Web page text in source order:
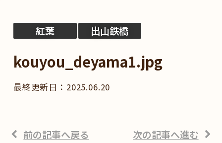
紅葉 出山鉄橋
kouyou_deyama1.jpg
2025.06.20
前の記事へ戻る 次の記事へ進む